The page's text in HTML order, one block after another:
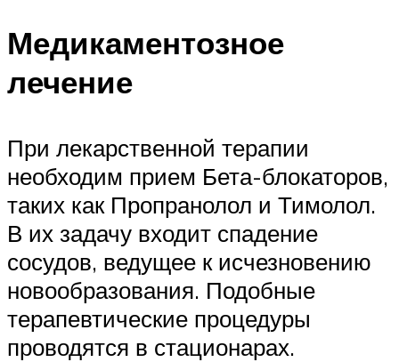
Медикаментозное
лечение
При лекарственной терапии
необходим прием Бета-блокаторов,
таких как Пропранолол и Тимолол.
В их задачу входит спадение
сосудов, ведущее к исчезновению
новообразования. Подобные
терапевтические процедуры
проводятся в стационарах.